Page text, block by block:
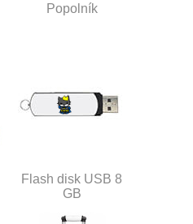
Popolník
Flash disk USB 8
GB